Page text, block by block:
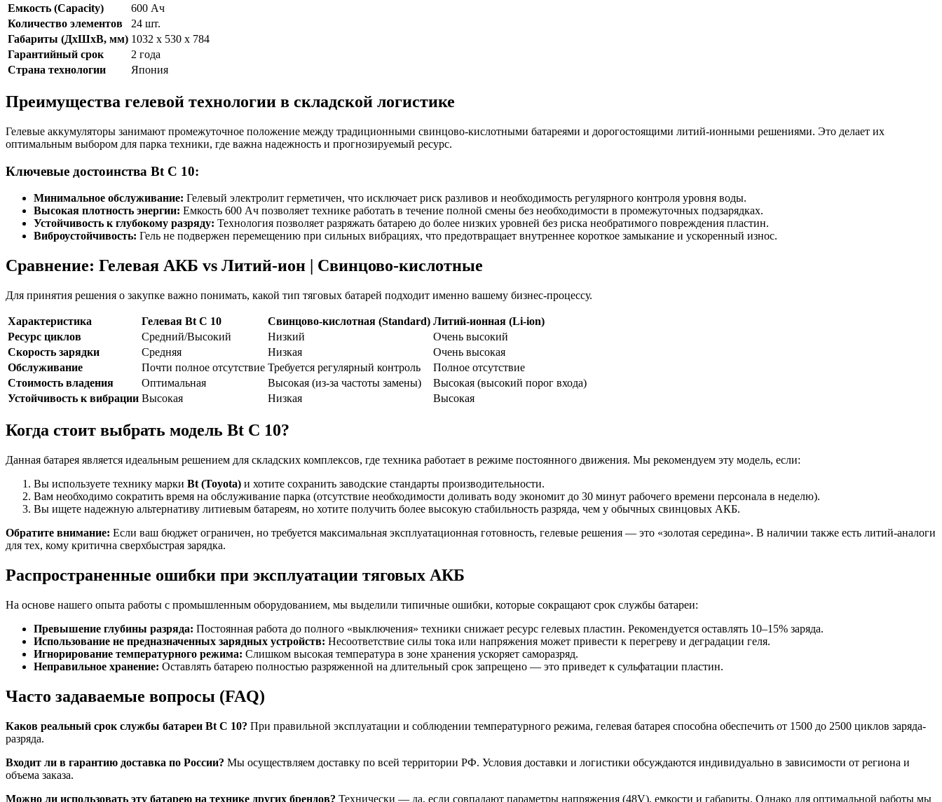
Емкость (Capacity)
600 Ач
Количество элементов
24 шт.
Габариты (ДхШхВ, мм) 1032 x 530 x 784
Гарантийный срок
2 года
Страна технологии
Япония
Преимущества гелевой технологии в складской логистике
Гелевые аккумуляторы занимают промежуточное положение между традиционными свинцово-кислотными батареями и дорогостоящими литий-ионными решениями. Это делает их
оптимальным выбором для парка техники, где важна надежность и прогнозируемый ресурс.
Ключевые достоинства Bt C 10:
Минимальное обслуживание: Гелевый электролит герметичен, что исключает риск разливов и необходимость регулярного контроля уровня воды.
Высокая плотность энергии: Емкость 600 Ач позволяет технике работать в течение полной смены без необходимости в промежуточных подзарядках.
Устойчивость к глубокому разряду: Технология позволяет разряжать батарею до более низких уровней без риска необратимого повреждения пластин.
Виброустойчивость: Гель не подвержен перемещению при сильных вибрациях, что предотвращает внутреннее короткое замыкание и ускоренный износ.
Сравнение: Гелевая АКБ vs Литий-ион | Свинцово-кислотные
Для принятия решения о закупке важно понимать, какой тип тяговых батарей подходит именно вашему бизнес-процессу.
Характеристика Гелевая Bt C 10 Свинцово-кислотная (Standard) Литий-ионная (Li-ion)
Ресурс циклов
Средний/Высокий Низкий
Очень высокий
Скорость зарядки
Средняя Низкая
Очень высокая
Обслуживание
Почти полное отсутствие Требуется регулярный контроль
Полное отсутствие
Стоимость владения
Оптимальная Высокая (из-за частоты замены)
Высокая (высокий порог входа)
Устойчивость к вибрации Высокая Низкая Высокая
Когда стоит выбрать модель Bt C 10?
Данная батарея является идеальным решением для складских комплексов, где техника работает в режиме постоянного движения. Мы рекомендуем эту модель, если:
Вы используете технику марки Bt (Toyota) и хотите сохранить заводские стандарты производительности.
Вам необходимо сократить время на обслуживание парка (отсутствие необходимости доливать воду экономит до 30 минут рабочего времени персонала в неделю).
Вы ищете надежную альтернативу литиевым батареям, но хотите получить более высокую стабильность разряда, чем у обычных свинцовых АКБ.
Обратите внимание: Если ваш бюджет ограничен, но требуется максимальная эксплуатационная готовность, гелевые решения — это «золотая середина». В наличии также есть литий-аналоги
для тех, кому критична сверхбыстрая зарядка.
Распространенные ошибки при эксплуатации тяговых АКБ
На основе нашего опыта работы с промышленным оборудованием, мы выделили типичные ошибки, которые сокращают срок службы батареи:
Превышение глубины разряда: Постоянная работа до полного «выключения» техники снижает ресурс гелевых пластин. Рекомендуется оставлять 10–15% заряда.
Использование не предназначенных зарядных устройств: Несоответствие силы тока или напряжения может привести к перегреву и деградации геля.
Игнорирование температурного режима: Слишком высокая температура в зоне хранения ускоряет саморазряд.
Неправильное хранение: Оставлять батарею полностью разряженной на длительный срок запрещено — это приведет к сульфатации пластин.
Часто задаваемые вопросы (FAQ)
Каков реальный срок службы батареи Bt C 10? При правильной эксплуатации и соблюдении температурного режима, гелевая батарея способна обеспечить от 1500 до 2500 циклов заряда-
разряда.
Входит ли в гарантию доставка по России? Мы осуществляем доставку по всей территории РФ. Условия доставки и логистики обсуждаются индивидуально в зависимости от региона и
объема заказа.
Можно ли использовать эту батарею на технике других брендов? Технически — да, если совпадают параметры напряжения (48V), емкости и габариты. Однако для оптимальной работы мы